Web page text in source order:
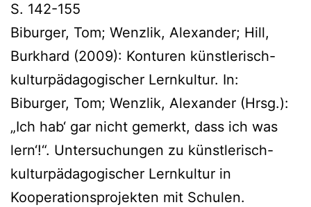
S. 142-155
Biburger, Tom; Wenzlik, Alexander; Hill,
Burkhard (2009): Konturen künstlerisch-
kulturpädagogischer Lernkultur. In:
Biburger, Tom; Wenzlik, Alexander (Hrsg.):
„Ich hab‘ gar nicht gemerkt, dass ich was
lern‘!“. Untersuchungen zu künstlerisch-
kulturpädagogischer Lernkultur in
Kooperationsprojekten mit Schulen.